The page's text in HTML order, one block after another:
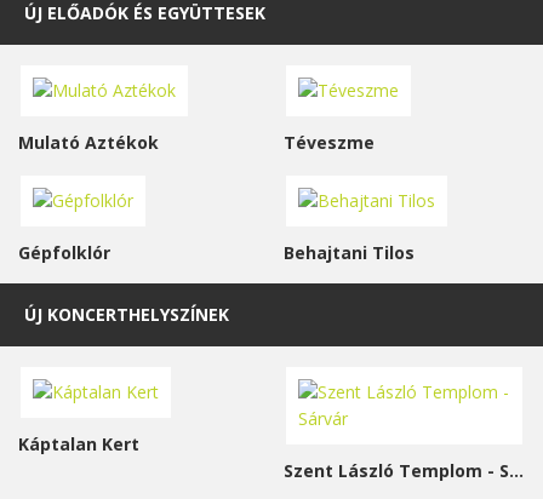
ÚJ ELŐADÓK ÉS EGYÜTTESEK
Mulató Aztékok Téveszme
Gépfolklór Behajtani Tilos
ÚJ KONCERTHELYSZÍNEK
Káptalan Kert
Szent László Templom - Sárvár